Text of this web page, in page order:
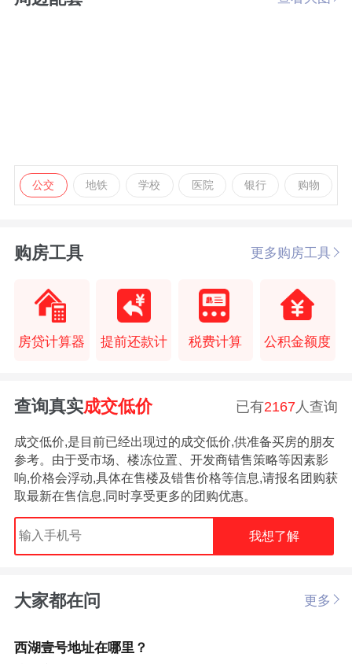
公交 地铁 学校 医院 银行 购物
购房工具 更多购房工具
房贷计算器 提前还款计 税费计算 公积金额度
查询真实成交低价 已有2167人查询
成交低价,是目前已经出现过的成交低价,供准备买房的朋友
参考。由于受市场、楼冻位置、开发商错售策略等因素影
响,价格会浮动,具体在售楼及错售价格等信息,请报名团购获
取最新在售信息,同时享受更多的团购优惠。
我想了解
大家都在问 更多
西湖壹号地址在哪里？